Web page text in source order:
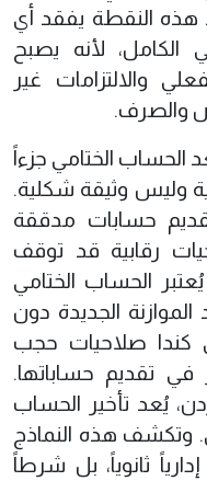
هذه النقطة يفقد أي
الكامل، لأنه يصبح
والالتزامات غير
والصرف.
الحساب الختامي جزءاً
وليس وثيقة شكلية.
حسابات مدققة
رقابية قد توقف
يُعتبر الحساب الختامي
الموازنة الجديدة دون
كندا صلاحيات حجب
في تقديم حساباتها.
يُعد تأخير الحساب
وتكشف هذه النماذج
ثانوياً، بل شرطاً